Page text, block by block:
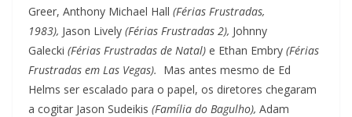
Greer, Anthony Michael Hall (Férias Frustradas,
1983), Jason Lively (Férias Frustradas 2), Johnny
Galecki (Férias Frustradas de Natal) e Ethan Embry (Férias
Frustradas em Las Vegas). Mas antes mesmo de Ed
Helms ser escalado para o papel, os diretores chegaram
a cogitar Jason Sudeikis (Família do Bagulho), Adam